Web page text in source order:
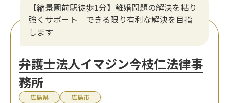
【縮景園前駅徒歩1分】離婚問題の解決を粘り
強くサポート｜できる限り有利な解決を目指
します
弁護士法人イマジン今枝仁法律事
務所
広島県 広島市